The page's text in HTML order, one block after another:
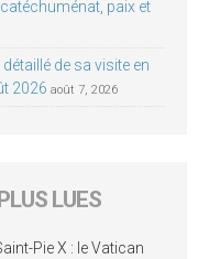
paix et
de sa visite en
2026 août 7, 2026
LUES
Pie X : le Vatican